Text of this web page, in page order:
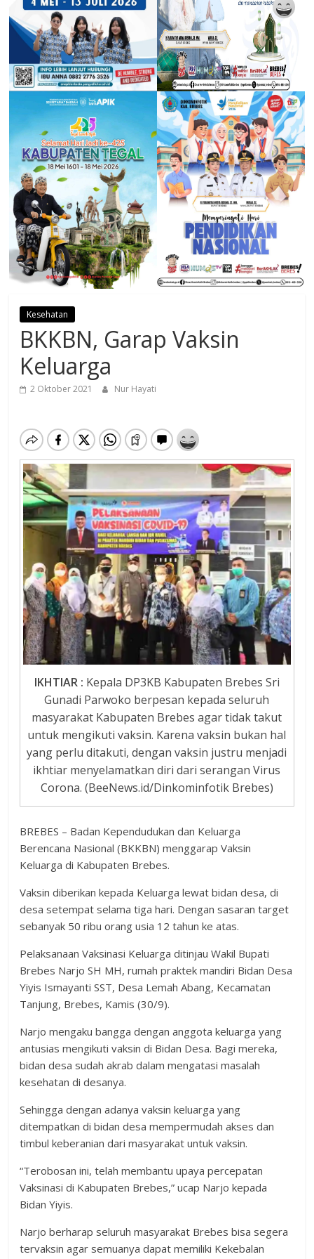
Kesehatan
BKKBN, Garap Vaksin
Keluarga
2 Oktober 2021 Nur Hayati
IKHTIAR : Kepala DP3KB Kabupaten Brebes Sri
Gunadi Parwoko berpesan kepada seluruh
masyarakat Kabupaten Brebes agar tidak takut
untuk mengikuti vaksin. Karena vaksin bukan hal
yang perlu ditakuti, dengan vaksin justru menjadi
ikhtiar menyelamatkan diri dari serangan Virus
Corona. (BeeNews.id/Dinkominfotik Brebes)
BREBES – Badan Kependudukan dan Keluarga
Berencana Nasional (BKKBN) menggarap Vaksin
Keluarga di Kabupaten Brebes.
Vaksin diberikan kepada Keluarga lewat bidan desa, di
desa setempat selama tiga hari. Dengan sasaran target
sebanyak 50 ribu orang usia 12 tahun ke atas.
Pelaksanaan Vaksinasi Keluarga ditinjau Wakil Bupati
Brebes Narjo SH MH, rumah praktek mandiri Bidan Desa
Yiyis Ismayanti SST, Desa Lemah Abang, Kecamatan
Tanjung, Brebes, Kamis (30/9).
Narjo mengaku bangga dengan anggota keluarga yang
antusias mengikuti vaksin di Bidan Desa. Bagi mereka,
bidan desa sudah akrab dalam mengatasi masalah
kesehatan di desanya.
Sehingga dengan adanya vaksin keluarga yang
ditempatkan di bidan desa mempermudah akses dan
timbul keberanian dari masyarakat untuk vaksin.
“Terobosan ini, telah membantu upaya percepatan
Vaksinasi di Kabupaten Brebes,” ucap Narjo kepada
Bidan Yiyis.
Narjo berharap seluruh masyarakat Brebes bisa segera
tervaksin agar semuanya dapat memiliki Kekebalan